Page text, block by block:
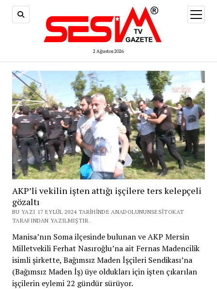
2 Ağustos 2026
aç
AKP’li vekilin işten attığı işçilere ters kelepçeli
gözaltı
BU YAZI 17 EYLÜL 2024 TARIHINDE ANADOLUNUNSESITOKAT
TARAFINDAN YAZILMIŞTIR.
Manisa’nın Soma ilçesinde bulunan ve AKP Mersin
Milletvekili Ferhat Nasıroğlu’na ait Fernas Madencilik
isimli şirkette, Bağımsız Maden İşçileri Sendikası’na
(Bağımsız Maden İş) üye oldukları için işten çıkarılan
işçilerin eylemi 22 gündür sürüyor.